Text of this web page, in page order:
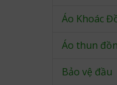
Áo Khoác
Áo thun
Bảo vệ đầu